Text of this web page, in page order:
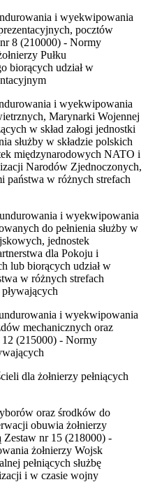
i wyekwipowania
pocztów
8 (210000) - Normy
Pułku
biorących udział w
i wyekwipowania
Marynarki Wojennej
w skład załogi jednostki
służby w składzie polskich
międzynarodowych NATO i
Narodów Zjednoczonych,
państwa w różnych strefach
i wyekwipowania
do pełnienia służby w
jednostek
dla Pokoju i
lub biorących udział w
w różnych strefach
i wyekwipowania
mechanicznych oraz
(215000) - Normy
dla żołnierzy pełniących
oraz środków do
obuwia żołnierzy
Zestaw nr 15 (218000) -
żołnierzy Wojsk
pełniących służbę
i w czasie wojny